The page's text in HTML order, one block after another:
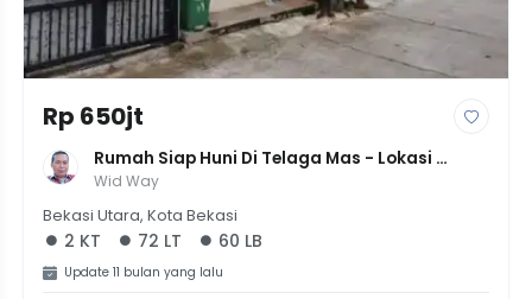
Rp 650jt
Rumah Siap Huni Di Telaga Mas - Lokasi
Strategis, 2KT+1KM, Bebas Banjir, Harga 650
Wid Way
Bekasi Utara, Kota Bekasi
2 KT 72 LT 60 LB
Update 11 bulan yang lalu